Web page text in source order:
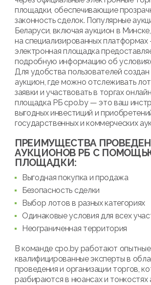
площадки, обеспечивающие
законность сделок. Популярные
Беларуси, включая аукцион в
на специализированных
электронная площадка
подробную информацию об
Для удобства пользователей
аукцион, где можно отслеживать
заявки и участвовать в торгах
площадка РБ cpo.by — это ваш
выгодных инвестиций и
государственных и коммерческих
ПРЕИМУЩЕСТВА
АУКЦИОНОВ РБ С
ПЛОЩАДКИ:
Выгодная покупка и продажа
Безопасность сделки
Выбор лотов в разных категориях
Одинаковые условия для всех
Неограниченная территория
В команде cpo.by работают
квалифицированные эксперты в
проведения и организации торгов,
разбираются в нюансах и тонкостях